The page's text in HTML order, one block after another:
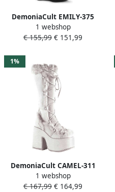
DemoniaCult EMILY-375
Overknee laarzen 42 Shoes
Zwart
1 webshop
€ 155,99 € 151,99
1%
DemoniaCult CAMEL-311
Plateau Laarzen 42 Shoes
Wit
1 webshop
€ 167,99 € 164,99